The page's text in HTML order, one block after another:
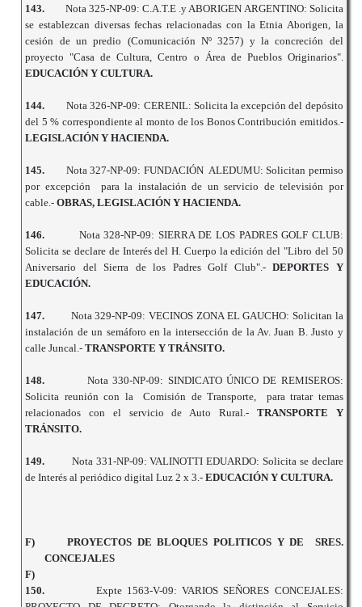
143.
Nota 325-NP-09: C.A.T.E .y ABORIGEN ARGENTINO: Solicita
se establezcan diversas fechas relacionadas con la Etnia Aborigen, la
cesión de un predio (Comunicación Nº 3257) y la concreción del
proyecto "Casa de Cultura, Centro o Área de Pueblos Originarios".
EDUCACIÓN Y CULTURA.
144.
Nota 326-NP-09: CERENIL: Solicita la excepción del depósito
del 5 % correspondiente al monto de los Bonos Contribución emitidos.-
LEGISLACIÓN Y HACIENDA.
145.
Nota 327-NP-09: FUNDACIÓN ALEDUMU: Solicitan permiso
por excepción para la instalación de un servicio de televisión por
cable.-OBRAS, LEGISLACIÓN Y HACIENDA.
146.
Nota 328-NP-09: SIERRA DE LOS PADRES GOLF CLUB:
Solicita se declare de Interés del H. Cuerpo la edición del "Libro del 50
Aniversario del Sierra de los Padres Golf Club".-DEPORTES Y
EDUCACIÓN.
147.
Nota 329-NP-09: VECINOS ZONA EL GAUCHO: Solicitan la
instalación de un semáforo en la intersección de la Av. Juan B. Justo y
calle Juncal.-TRANSPORTE Y TRÁNSITO.
148.
Nota 330-NP-09: SINDICATO ÚNICO DE REMISEROS:
Solicita reunión con la Comisión de Transporte, para tratar temas
relacionados con el servicio de Auto Rural.- TRANSPORTE Y
TRÁNSITO.
149.
Nota 331-NP-09: VALINOTTI EDUARDO: Solicita se declare
de Interés al periódico digital Luz 2 x 3.-EDUCACIÓN Y CULTURA.
F)
PROYECTOS DE BLOQUES POLITICOS Y DE SRES.
CONCEJALES
F)
150.
Expte 1563-V-09: VARIOS SEÑORES CONCEJALES: